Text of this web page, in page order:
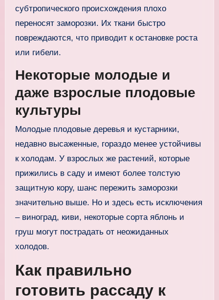
субтропического происхождения плохо
переносят заморозки. Их ткани быстро
повреждаются, что приводит к остановке роста
или гибели.
Некоторые молодые и
даже взрослые плодовые
культуры
Молодые плодовые деревья и кустарники,
недавно высаженные, гораздо менее устойчивы
к холодам. У взрослых же растений, которые
прижились в саду и имеют более толстую
защитную кору, шанс пережить заморозки
значительно выше. Но и здесь есть исключения
– виноград, киви, некоторые сорта яблонь и
груш могут пострадать от неожиданных
холодов.
Как правильно
готовить рассаду к